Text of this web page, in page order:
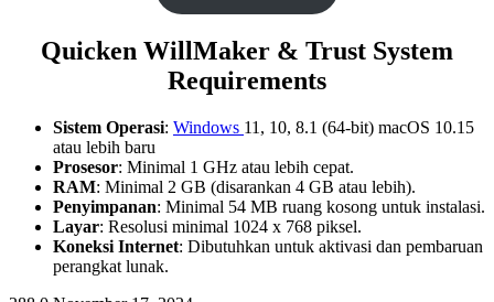
Quicken WillMaker & Trust System
Requirements
Sistem Operasi: Windows 11, 10, 8.1 (64-bit) macOS 10.15
atau lebih baru
Prosesor: Minimal 1 GHz atau lebih cepat.
RAM: Minimal 2 GB (disarankan 4 GB atau lebih).
Penyimpanan: Minimal 54 MB ruang kosong untuk instalasi.
Layar: Resolusi minimal 1024 x 768 piksel.
Koneksi Internet: Dibutuhkan untuk aktivasi dan pembaruan
perangkat lunak.